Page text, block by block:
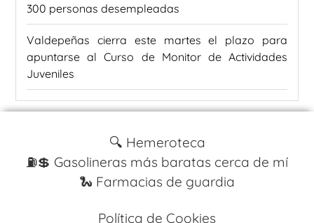
300 personas desempleadas
Valdepeñas cierra este martes el plazo para
apuntarse al Curso de Monitor de Actividades
Juveniles
🔍 Hemeroteca
⛽️💲 Gasolineras más baratas cerca de mí
🐍 Farmacias de guardia
Política de Cookies